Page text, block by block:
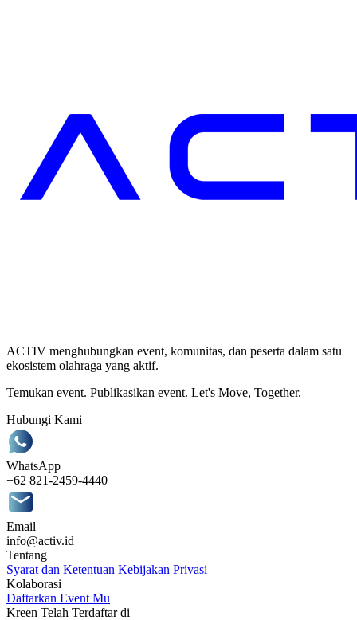
ACTIV menghubungkan event, komunitas, dan peserta dalam satu
ekosistem olahraga yang aktif.
Temukan event. Publikasikan event. Let's Move, Together.
Hubungi Kami
WhatsApp
+62 821-2459-4440
Email
info@activ.id
Tentang
Syarat dan Ketentuan Kebijakan Privasi
Kolaborasi
Daftarkan Event Mu
Kreen Telah Terdaftar di